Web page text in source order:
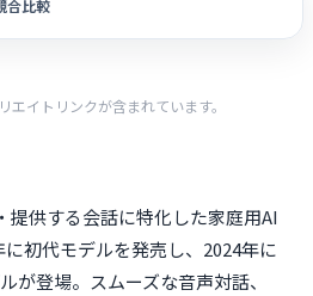
合比較
イトリンクが含まれています。
提供する会話に特化した家庭用AI
初代モデルを発売し、2024年に
が登場。スムーズな音声対話、